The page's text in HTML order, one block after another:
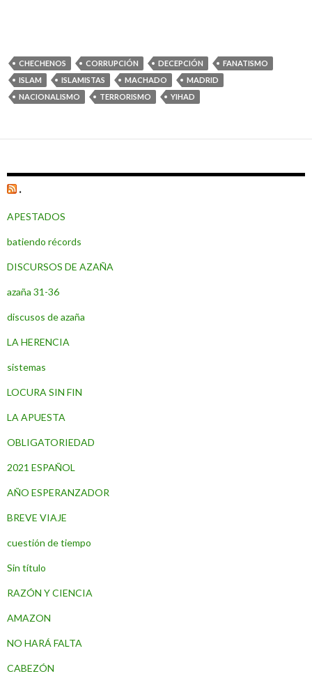
CHECHENOS CORRUPCIÓN DECEPCIÓN
FANATISMO
ISLAM
ISLAMISTAS MACHADO
MADRID
NACIONALISMO
TERRORISMO YIHAD
.
APESTADOS
batiendo récords
DISCURSOS DE AZAÑA
azaña 31-36
discusos de azaña
LA HERENCIA
sistemas
LOCURA SIN FIN
LA APUESTA
OBLIGATORIEDAD
2021 ESPAÑOL
AÑO ESPERANZADOR
BREVE VIAJE
cuestión de tiempo
Sin título
RAZÓN Y CIENCIA
AMAZON
NO HARÁ FALTA
CABEZÓN